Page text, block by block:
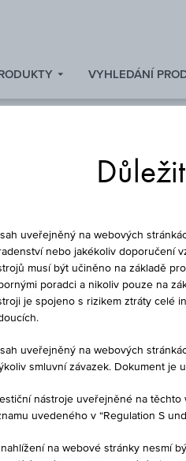
VYHLEDÁNÍ
uveřejněný na webových
nebo jakékoliv doporučení
musí být učiněno na základě
poradci a nikoliv pouze na
je spojeno s rizikem ztráty celé
uveřejněný na webových
smluvní závazek. Dokument
nástroje uveřejněné na
uvedeného v “Regulation S
nahlížení na webové stránky nesmí